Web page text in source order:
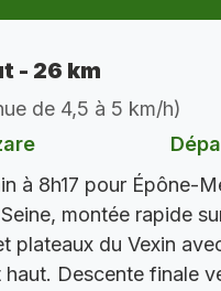
- 26 km
de 4,5 à 5 km/h)
à 8h17 pour Épône-
montée rapide
plateaux du Vexin
Descente finale